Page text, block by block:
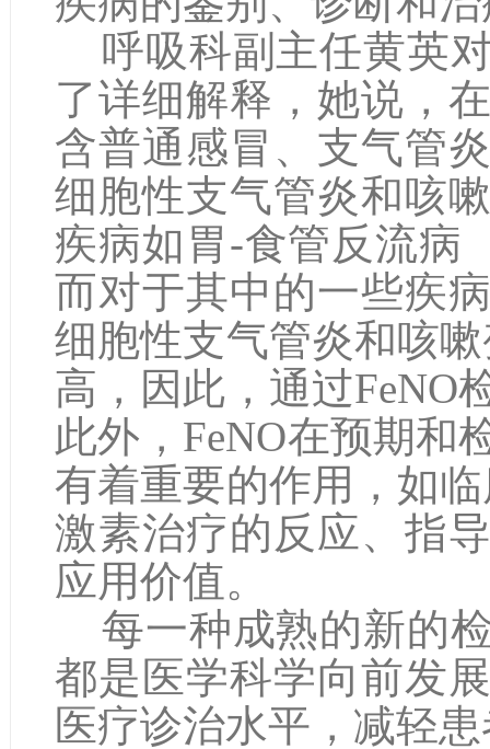
呼吸科副主任黄英
了详细解释，她说，
含普通感冒、支气管
细胞性支气管炎和咳
疾病如胃-食管反流病
而对于其中的一些疾
细胞性支气管炎和咳
高，因此，通过FeNO
此外，FeNO在预期和
有着重要的作用，如
激素治疗的反应、指
应用价值。
每一种成熟的新的
都是医学科学向前发
医疗诊治水平，减轻